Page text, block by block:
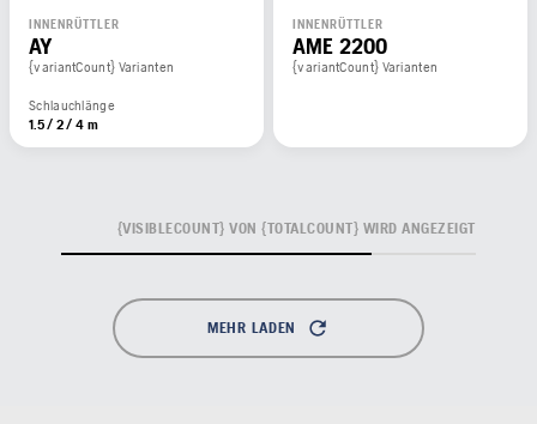
INNENRÜTTLER
AY
{variantCount} Varianten
Schlauchlänge
1.5 / 2 / 4 m
INNENRÜTTLER
AME 2200
{variantCount} Varianten
MEHR LADEN
{VISIBLECOUNT} VON {TOTALCOUNT} WIRD ANGEZEIGT